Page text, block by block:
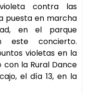
contra las
puesta en marcha
en el parque
este concierto.
violetas en la
con la Rural Dance
el día 13, en la